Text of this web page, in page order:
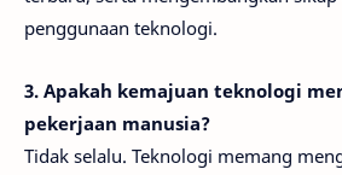
penggunaan teknologi.
3. Apakah kemajuan teknologi
pekerjaan manusia?
Tidak selalu. Teknologi memang